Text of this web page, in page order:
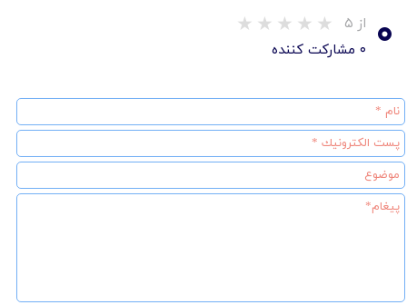
۰ از ۵
۰ مشارکت کننده